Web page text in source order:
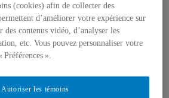
de didactique
de didactique des langues
d'éducation et formation spécialisées
d'éducation et pédagogie
de finance
de stratégie, responsabilité sociale et
(cookies) afin de collecter des
d’améliorer votre expérience sur
des contenus vidéo, d’analyser les
etc. Vous pouvez personnaliser votre
».
Autoriser les témoins